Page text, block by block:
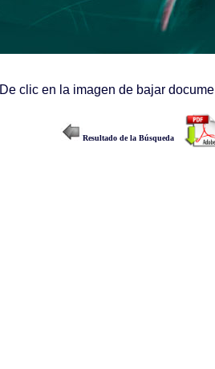
De clic en la imagen de bajar
Resultado de la Búsqueda